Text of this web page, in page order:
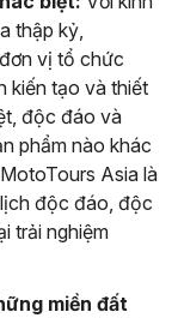
thập kỷ,
vị tổ chức
kiến tạo và thiết
độc đáo và
phẩm nào khác
Asia là
độc đáo, độc
trải nghiệm
miền đất